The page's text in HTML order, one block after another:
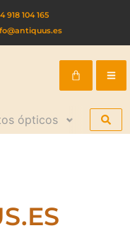
918 104 165
Cart
ópticos Kits de